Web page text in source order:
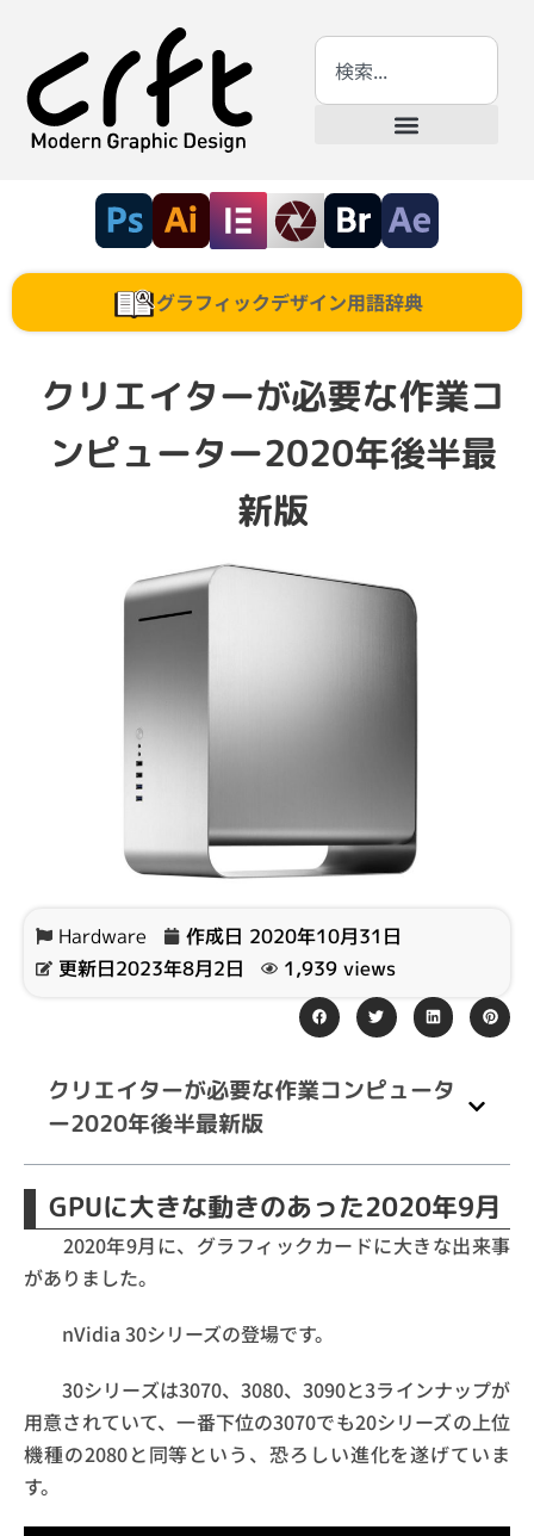
グラフィックデザイン用語辞典
クリエイターが必要な作業コ
ンピューター2020年後半最
新版
Hardware 作成日 2020年10月31日
更新日2023年8月2日
1,939 views
クリエイターが必要な作業コンピュータ
ー2020年後半最新版
GPUに大きな動きのあった2020年9月
2020年9月に、グラフィックカードに大きな出来事
がありました。
nVidia 30シリーズの登場です。
30シリーズは3070、3080、3090と3ラインナップが
用意されていて、一番下位の3070でも20シリーズの上位
機種の2080と同等という、恐ろしい進化を遂げていま
す。